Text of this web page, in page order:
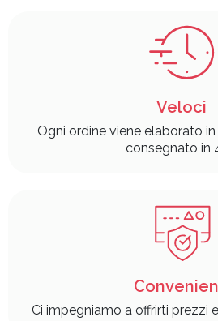
Veloci
Ogni ordine viene elaborato
consegnato in
Ci impegniamo a offrirti prezzi